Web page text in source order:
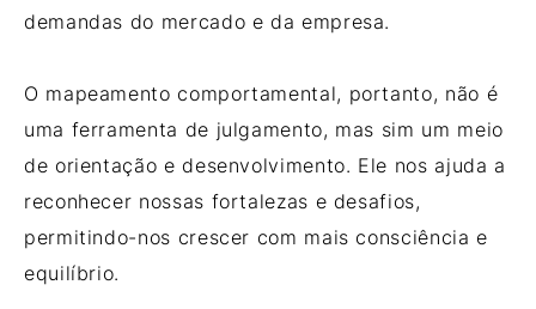
demandas do mercado e da empresa.
O mapeamento comportamental, portanto, não é
uma ferramenta de julgamento, mas sim um meio
de orientação e desenvolvimento. Ele nos ajuda a
reconhecer nossas fortalezas e desafios,
permitindo-nos crescer com mais consciência e
equilíbrio.